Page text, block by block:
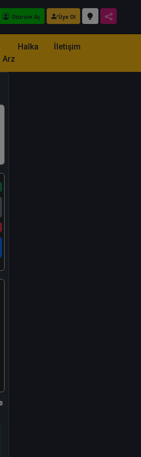
Oturum Aç Üye Ol
Halka
Arz
İletişim